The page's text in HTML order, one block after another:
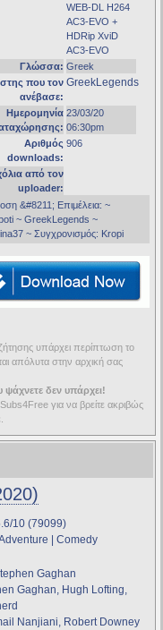
WEB-DL H264
AC3-EVO +
HDRip XviD
AC3-EVO
Γλώσσα: Greek
που τον
ανέβασε:
GreekLegends
Ημερομηνία 23/03/20
06:30pm
Αριθμός
downloads:
906
από τον
uploader:
&#8211; Επιμέλεια: ~
~ GreekLegends ~
~ Συγχρονισμός: Kropi
υπάρχει περίπτωση το
απόλυτα στην αρχική σας
ψάχνετε δεν υπάρχει!
για να βρείτε ακριβώς
10 (79099)
| Comedy
Gaghan
Gaghan, Hugh Lofting,
Nanjiani, Robert Downey